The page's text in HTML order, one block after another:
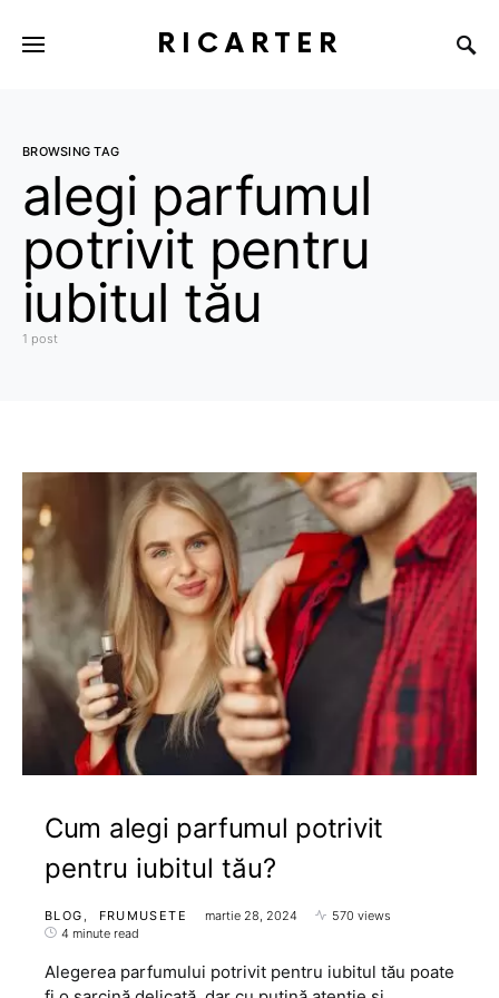
RICARTER
BROWSING TAG
alegi parfumul
potrivit pentru
iubitul tău
1 post
Cum alegi parfumul potrivit
pentru iubitul tău?
BLOG FRUMUSETE martie 28, 2024
570 views
4 minute read
Alegerea parfumului potrivit pentru iubitul tău poate